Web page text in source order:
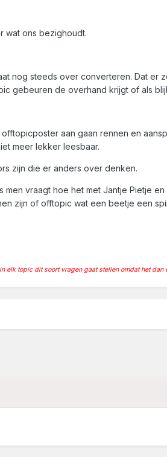
wat ons bezighoudt.
nog steeds over converteren. Dat
gebeuren de overhand krijgt of als
aan gaan rennen en
meer lekker leesbaar.
zijn die er anders over denken.
men vraagt hoe het met Jantje Pietje
zijn of offtopic wat een beetje een
elk topic dit soort vragen gaat stellen omdat het